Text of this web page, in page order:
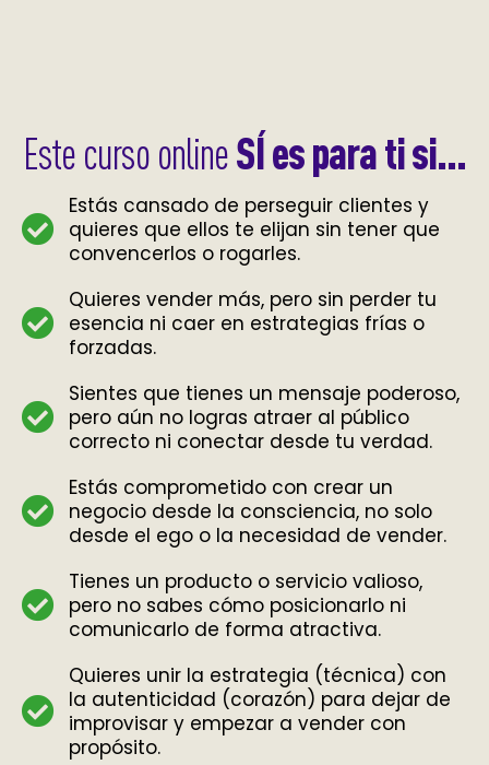
Este curso onlineSÍ es para ti si...
Estás cansado de perseguir clientes y
quieres que ellos te elijan sin tener que
convencerlos o rogarles.
Quieres vender más, pero sin perder tu
esencia ni caer en estrategias frías o
forzadas.
Sientes que tienes un mensaje poderoso,
pero aún no logras atraer al público
correcto ni conectar desde tu verdad.
Estás comprometido con crear un
negocio desde la consciencia, no solo
desde el ego o la necesidad de vender.
Tienes un producto o servicio valioso,
pero no sabes cómo posicionarlo ni
comunicarlo de forma atractiva.
Quieres unir la estrategia (técnica) con
la autenticidad (corazón) para dejar de
improvisar y empezar a vender con
propósito.